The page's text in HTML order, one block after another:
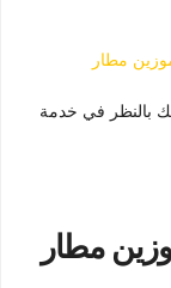
مطار
بالنظر في خدمة
مطار